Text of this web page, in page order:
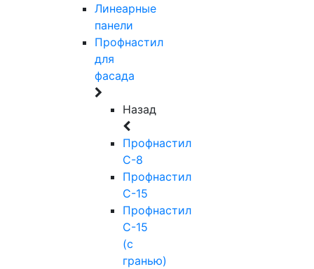
Линеарные
панели
Профнастил
для
фасада
Назад
Профнастил
С-8
Профнастил
С-15
Профнастил
С-15
(с
гранью)